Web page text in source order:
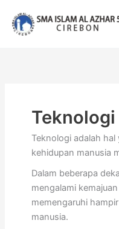
konten
Teknologi
Teknologi adalah
kehidupan manusia
Dalam beberapa
mengalami
memengaruhi
manusia.